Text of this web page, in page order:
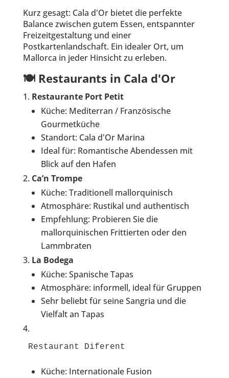
Kurz gesagt: Cala d'Or bietet die perfekte
Balance zwischen gutem Essen, entspannter
Freizeitgestaltung und einer
Postkartenlandschaft. Ein idealer Ort, um
Mallorca in jeder Hinsicht zu erleben.
🍽️ Restaurants in Cala d'Or
Restaurante Port Petit
Küche: Mediterran / Französische
Gourmetküche
Standort: Cala d'Or Marina
Ideal für: Romantische Abendessen mit
Blick auf den Hafen
Ca’n Trompe
Küche: Traditionell mallorquinisch
Atmosphäre: Rustikal und authentisch
Empfehlung: Probieren Sie die
mallorquinischen Frittierten oder den
Lammbraten
La Bodega
Küche: Spanische Tapas
Atmosphäre: informell, ideal für Gruppen
Sehr beliebt für seine Sangria und die
Vielfalt an Tapas
Restaurant Diferent
Küche: Internationale Fusion